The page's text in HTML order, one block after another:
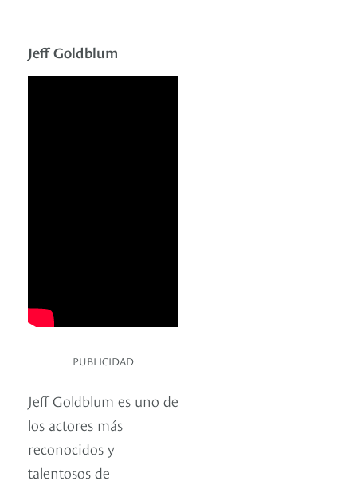
Jeff Goldblum
PUBLICIDAD
Jeff Goldblum es uno de
los actores más
reconocidos y
talentosos de